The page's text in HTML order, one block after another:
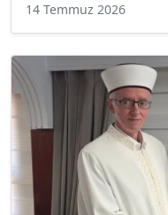
14 Temmuz 2026